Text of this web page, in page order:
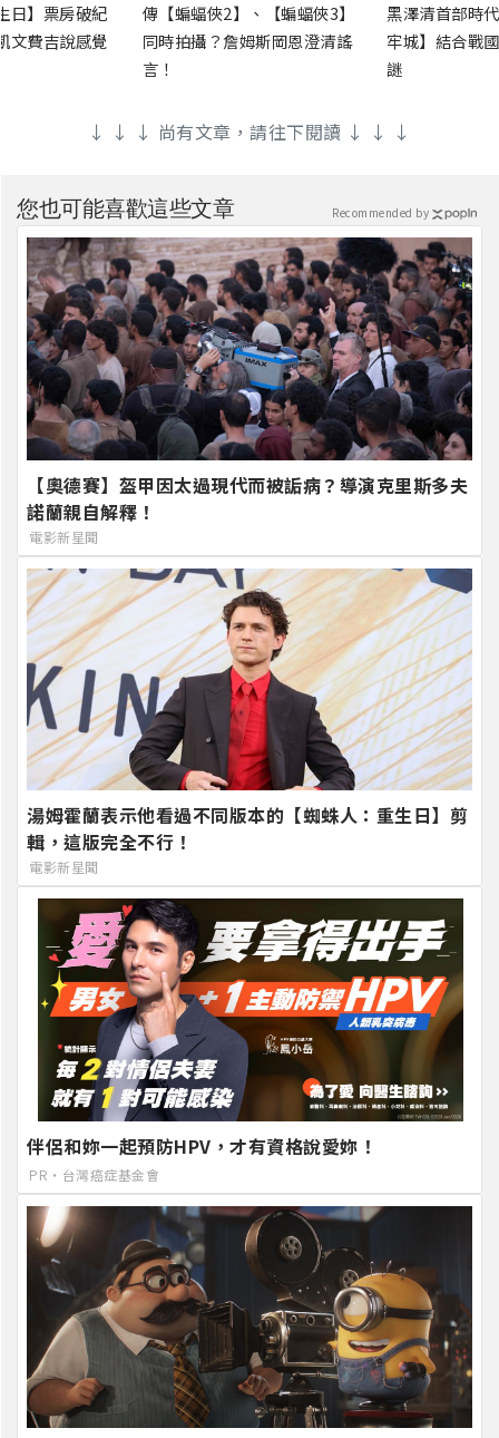
日】票房破紀
文費吉說感覺
傳【蝙蝠俠2】、【蝙蝠俠3】
同時拍攝？詹姆斯岡恩澄清謠
言！
黑澤清首部時
牢城】結合戰
謎
↓ ↓ ↓ 尚有文章，請往下閱讀 ↓ ↓ ↓
您也可能喜歡這些文章
【奧德賽】盔甲因太過現代而被詬病？導演克里斯多夫
諾蘭親自解釋！
電影新星聞
湯姆霍蘭表示他看過不同版本的【蜘蛛人：重生日】剪
輯，這版完全不行！
電影新星聞
伴侶和妳一起預防HPV，才有資格說愛妳！
PR・台灣癌症基金會
Recommended by